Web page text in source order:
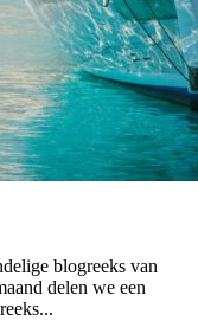
blogreeks van
delen we een